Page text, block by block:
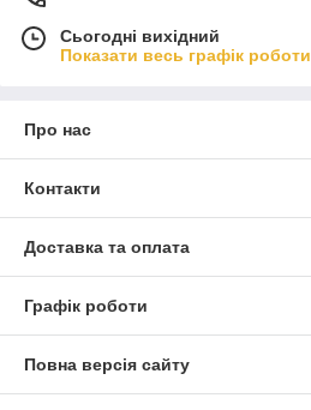
Сьогодні вихідний
Показати весь графік роботи
Про нас
Контакти
Доставка та оплата
Графік роботи
Повна версія сайту